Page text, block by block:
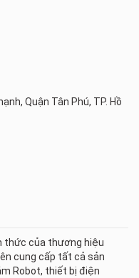
Quận Tân Phú, TP. Hồ
thức của thương hiệu
cung cấp tất cả sản
Robot, thiết bị điện